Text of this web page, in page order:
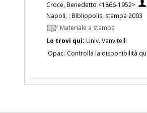
Croce, Benedetto <1866-1952>
Napoli, : Bibliopolis, stampa 2003
Materiale a stampa
Lo trovi qui: Univ. Vanvitelli
Opac: Controlla la disponibilità